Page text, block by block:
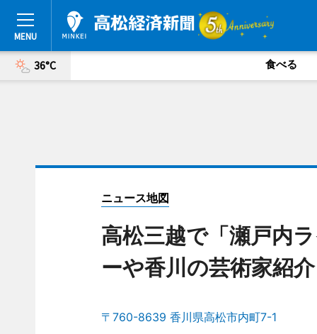
36°C 食べる
ニュース地図
高松三越で「瀬戸内
ーや香川の芸術家紹介
〒760-8639 香川県高松市内町7-1